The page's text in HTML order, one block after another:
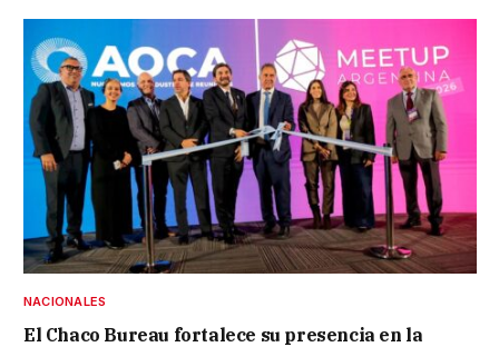
NACIONALES
El Chaco Bureau fortalece su presencia en la